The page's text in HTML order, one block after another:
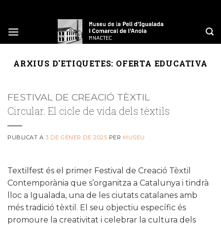
content
ARXIUS D'ETIQUETES: OFERTA EDUCATIVA
FESTIVAL DE CREACIÓ TÈXTIL
Circular. El cicle de vida dels tèxtils
PUBLICAT A3 DE GENER DE 2025 PER MUSEU
Textilfest és el primer Festival de Creació Tèxtil
Contemporània que s’organitza a Catalunya i tindrà
lloc a Igualada, una de les ciutats catalanes amb
més tradició tèxtil. El seu objectiu específic és
promoure la creativitat i celebrar la cultura dels